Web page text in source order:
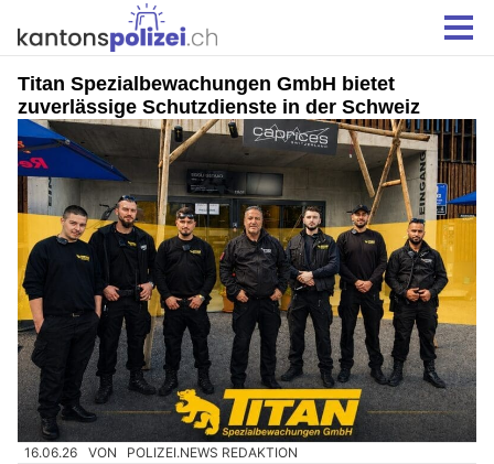
Titan Spezialbewachungen GmbH bietet
zuverlässige Schutzdienste in der Schweiz
16.06.26 VON POLIZEI.NEWS REDAKTION